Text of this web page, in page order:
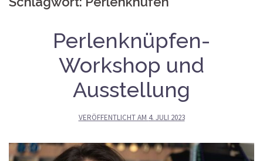
Perlenknüpfen-
Workshop und
Ausstellung
VERÖFFENTLICHT AM 4. JULI 2023